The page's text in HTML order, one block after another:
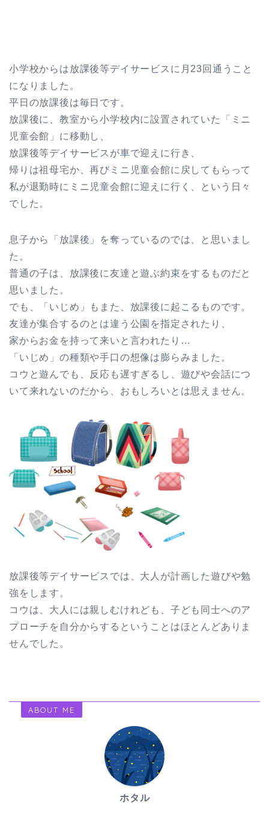
小学校からは放課後等デイサービスに月23回通うこと
になりました。
平日の放課後は毎日です。
放課後に、教室から小学校内に設置されていた「ミニ
児童会館」に移動し、
放課後等デイサービスが車で迎えに行き、
帰りは祖母宅か、再びミニ児童会館に戻してもらって
私が退勤時にミニ児童会館に迎えに行く、という日々
でした。
息子から「放課後」を奪っているのでは、と思いまし
た。
普通の子は、放課後に友達と遊ぶ約束をするものだと
思いました。
でも、「いじめ」もまた、放課後に起こるものです。
友達が集合するのとは違う公園を指定されたり、
家からお金を持って来いと言われたり…
「いじめ」の種類や手口の想像は膨らみました。
コウと遊んでも、反応も遅すぎるし、遊びや会話につ
いて来れないのだから、おもしろいとは思えません。
放課後等デイサービスでは、大人が計画した遊びや勉
強をします。
コウは、大人には親しむけれども、子ども同士へのア
プローチを自分からするということはほとんどありま
せんでした。
ABOUT ME
ホタル